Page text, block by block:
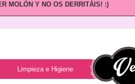
MOLÓN Y NO OS DERRITÁIS! :)
Limpieza e Higiene